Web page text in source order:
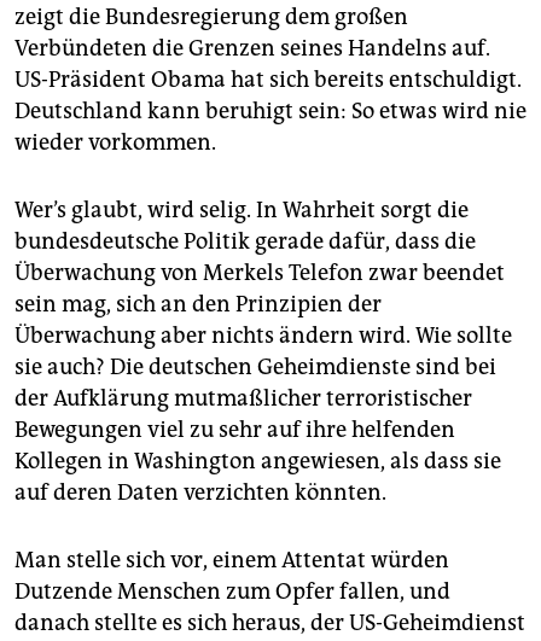
zeigt die Bundesregierung dem großen
Verbündeten die Grenzen seines Handelns auf.
US-Präsident Obama hat sich bereits entschuldigt.
Deutschland kann beruhigt sein: So etwas wird nie
wieder vorkommen.
Wer’s glaubt, wird selig. In Wahrheit sorgt die
bundesdeutsche Politik gerade dafür, dass die
Überwachung von Merkels Telefon zwar beendet
sein mag, sich an den Prinzipien der
Überwachung aber nichts ändern wird. Wie sollte
sie auch? Die deutschen Geheimdienste sind bei
der Aufklärung mutmaßlicher terroristischer
Bewegungen viel zu sehr auf ihre helfenden
Kollegen in Washington angewiesen, als dass sie
auf deren Daten verzichten könnten.
Man stelle sich vor, einem Attentat würden
Dutzende Menschen zum Opfer fallen, und
danach stellte es sich heraus, der US-Geheimdienst